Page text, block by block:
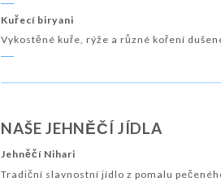
Kuřecí biryani
Vykostěné kuře, rýže a různé koření
NAŠE JEHNĚČÍ JÍDLA
Jehněčí Nihari
Tradiční slavnostní jídlo z pomalu